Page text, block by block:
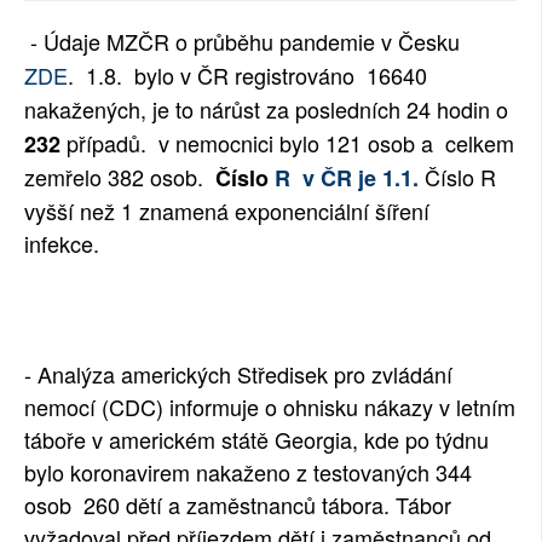
SOCIÁLNÍ SÍTĚ
RUBRIKY
PLNÁ VERZE STRÁNEK
- Údaje MZČR o průběhu pandemie v Česku
ZDE. 1.8. bylo v ČR registrováno 16640
nakažených, je to nárůst za posledních 24 hodin o
232 případů. v nemocnici bylo 121 osob a celkem
zemřelo382osob. Číslo R v ČR je 1.1. Číslo R
vyšší než 1 znamená exponenciální šíření
infekce.
- Analýza amerických Středisek pro zvládání
nemocí (CDC) informuje o ohnisku nákazy v letním
táboře v americkém státě Georgia, kde po týdnu
bylo koronavirem nakaženo z testovaných 344
osob 260 dětí a zaměstnanců tábora. Tábor